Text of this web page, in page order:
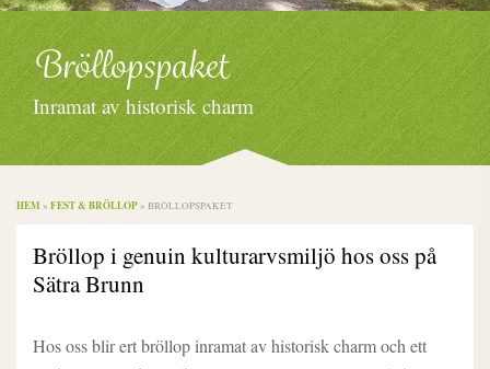
Bröllopspaket
Inramat av historisk charm
HEM » FEST & BRÖLLOP» BRÖLLOPSPAKET
Bröllop i genuin kulturarvsmiljö hos oss på
Sätra Brunn
Hos oss blir ert bröllop inramat av historisk charm och ett